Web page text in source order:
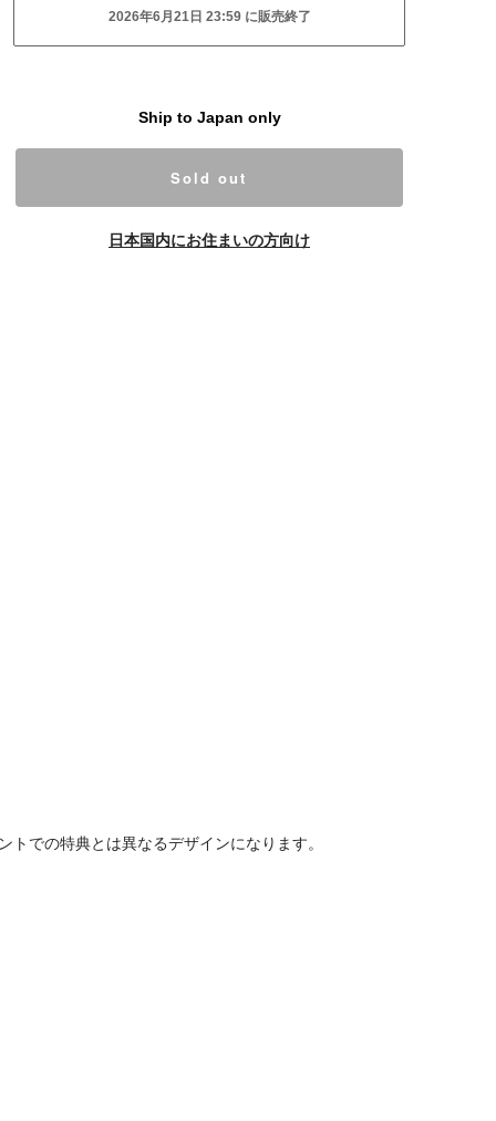
2026年6月21日 23:59 に販売終了
Ship to Japan only
Sold out
日本国内にお住まいの方向け
での特典とは異なるデザインになります。